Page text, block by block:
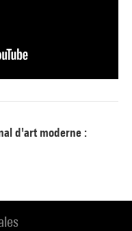
d'art moderne :